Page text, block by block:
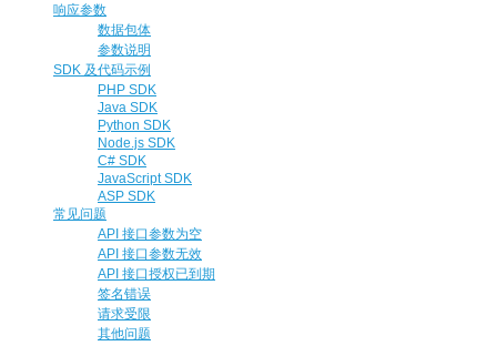
响应参数
数据包体
参数说明
SDK 及代码示例
PHP SDK
Java SDK
Python SDK
Node.js SDK
C# SDK
JavaScript SDK
ASP SDK
常见问题
API 接口参数为空
API 接口参数无效
API 接口授权已到期
签名错误
请求受限
其他问题